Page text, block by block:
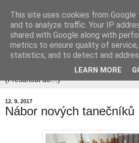
12. 9. 2017
Nábor nových tanečníků
This site uses cookies from
and to analyze traffic. Your IP
shared with Google along with
metrics to ensure quality of
statistics, and to detect and
LEARN MORE